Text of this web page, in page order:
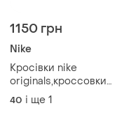
1150 грн
Nike
Кросівки nike
originals,кроссовки
оригинал, оригінал
40 і ще 1